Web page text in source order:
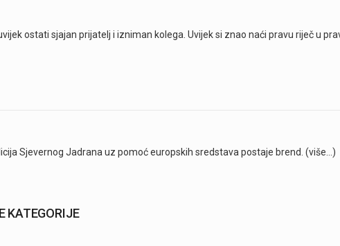
ostati sjajan prijatelj i izniman kolega. Uvijek si znao naći pravu riječ u
Sjevernog Jadrana uz pomoć europskih sredstava postaje brend. (više…)
KATEGORIJE